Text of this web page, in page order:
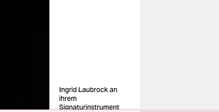
Ingrid Laubrock an
ihrem
Signaturinstrument